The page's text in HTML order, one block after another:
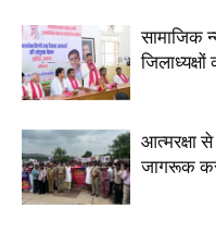
सामाजिक
आत्मरक्षा
जागरूक